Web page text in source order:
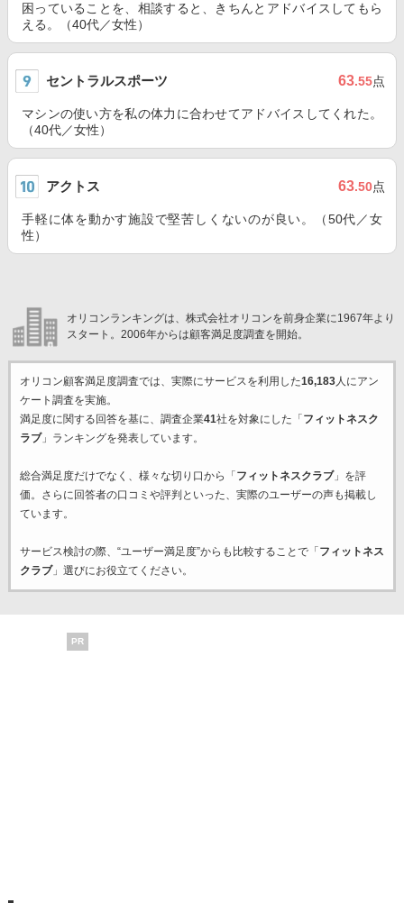
困っていることを、相談すると、きちんとアドバイスしてもら
える。（40代／女性）
セントラルスポーツ 63.55点
マシンの使い方を私の体力に合わせてアドバイスしてくれた。
（40代／女性）
アクトス 63.50点
手軽に体を動かす施設で堅苦しくないのが良い。（50代／女
性）
オリコンランキングは、株式会社オリコンを前身企業に1967年より
スタート。2006年からは顧客満足度調査を開始。
オリコン顧客満足度調査では、実際にサービスを利用した16,183人にアン
ケート調査を実施。
満足度に関する回答を基に、調査企業41社を対象にした「 フィットネスク
ラブ」ランキングを発表しています。
総合満足度だけでなく、様々な切り口から「 フィットネスクラブ」を評
価。さらに回答者の口コミや評判といった、実際のユーザーの声も掲載し
ています。
サービス検討の際、“ユーザー満足度”からも比較することで「 フィットネス
クラブ」選びにお役立てください。
PR